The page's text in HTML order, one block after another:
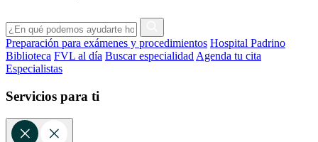
Preparación para exámenes y procedimientos Hospital Padrino
Biblioteca FVL al día Buscar especialidad Agenda tu cita
Especialistas
Servicios para ti